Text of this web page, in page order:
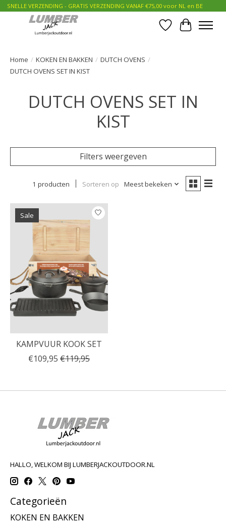
SNELLE VERZENDING - GRATIS VERZENDING VANAF €75,00 voor NL en BE
Verlanglijst
Home / KOKEN EN BAKKEN / DUTCH OVENS /
DUTCH OVENS SET IN KIST
DUTCH OVENS SET IN
KIST
Filters weergeven
1 producten Sorteren op Meest bekeken
Sale
KAMPVUUR KOOK SET
€109,95 €119,95
HALLO, WELKOM BIJ LUMBERJACKOUTDOOR.NL
Categorieën
KOKEN EN BAKKEN